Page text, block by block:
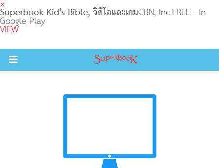
×
Superbook Kid's Bible, วิดีโอและเกมCBN, Inc.FREE - In
Google Play
VIEW
Return to Content